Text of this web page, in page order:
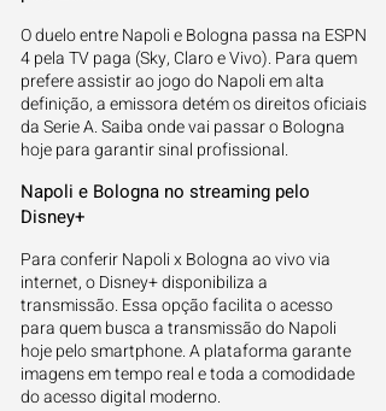
O duelo entre Napoli e Bologna passa na ESPN
4 pela TV paga (Sky, Claro e Vivo). Para quem
prefere assistir ao jogo do Napoli em alta
definição, a emissora detém os direitos oficiais
da Serie A. Saiba onde vai passar o Bologna
hoje para garantir sinal profissional.
Napoli e Bologna no streaming pelo
Disney+
Para conferir Napoli x Bologna ao vivo via
internet, o Disney+ disponibiliza a
transmissão. Essa opção facilita o acesso
para quem busca a transmissão do Napoli
hoje pelo smartphone. A plataforma garante
imagens em tempo real e toda a comodidade
do acesso digital moderno.